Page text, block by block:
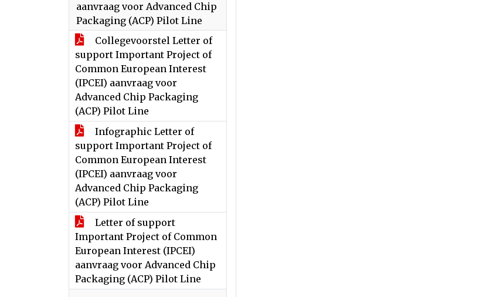
aanvraag voor Advanced Chip
Packaging (ACP) Pilot Line
Collegevoorstel Letter of
support Important Project of
Common European Interest
(IPCEI) aanvraag voor
Advanced Chip Packaging
(ACP) Pilot Line
Infographic Letter of
support Important Project of
Common European Interest
(IPCEI) aanvraag voor
Advanced Chip Packaging
(ACP) Pilot Line
Letter of support
Important Project of Common
European Interest (IPCEI)
aanvraag voor Advanced Chip
Packaging (ACP) Pilot Line